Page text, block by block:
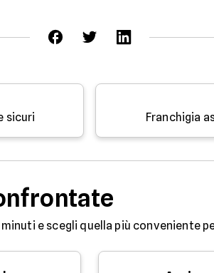
sicuri Franchigia
e scegli quella più conveniente